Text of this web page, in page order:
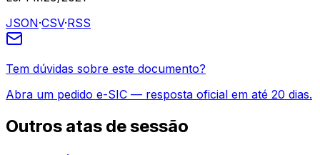
JSON·CSV·RSS
Tem dúvidas sobre este documento?
Abra um pedido e-SIC — resposta oficial em até 20 dias.
Outros atas de sessão